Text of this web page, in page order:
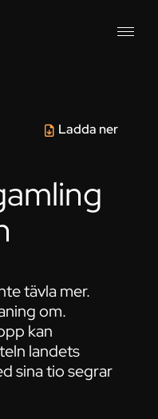
Ladda ner
tävla mer.
om.
kan
landets
sina tio segrar